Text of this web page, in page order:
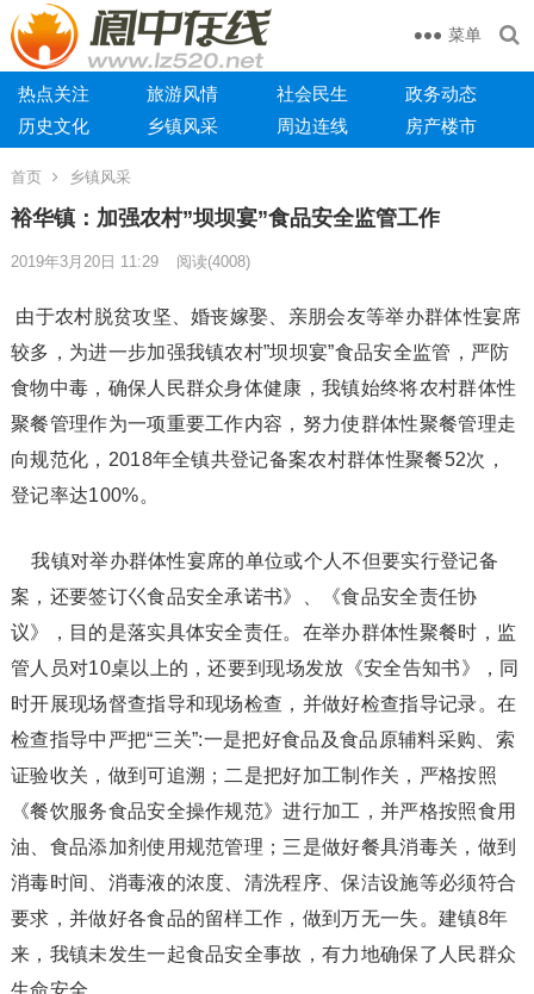
菜单
热点关注 旅游风情 社会民生
政务动态
历史文化
乡镇风采 周边连线 房产楼市
首页 乡镇风采
裕华镇：加强农村”坝坝宴”食品安全监管工作
2019年3月20日 11:29 阅读(4008)
由于农村脱贫攻坚、婚丧嫁娶、亲朋会友等举办群体性宴席
较多，为进一步加强我镇农村”坝坝宴”食品安全监管，严防
食物中毒，确保人民群众身体健康，我镇始终将农村群体性
聚餐管理作为一项重要工作内容，努力使群体性聚餐管理走
向规范化，2018年全镇共登记备案农村群体性聚餐52次，
登记率达100%。
我镇对举办群体性宴席的单位或个人不但要实行登记备
案，还要签订巜食品安全承诺书》、《食品安全责任协
议》，目的是落实具体安全责任。在举办群体性聚餐时，监
管人员对10桌以上的，还要到现场发放《安全告知书》，同
时开展现场督查指导和现场检查，并做好检查指导记录。在
检查指导中严把“三关”:一是把好食品及食品原辅料采购、索
证验收关，做到可追溯；二是把好加工制作关，严格按照
《餐饮服务食品安全操作规范》进行加工，并严格按照食用
油、食品添加剂使用规范管理；三是做好餐具消毒关，做到
消毒时间、消毒液的浓度、清洗程序、保洁设施等必须符合
要求，并做好各食品的留样工作，做到万无一失。建镇8年
来，我镇未发生一起食品安全事故，有力地确保了人民群众
生命安全。